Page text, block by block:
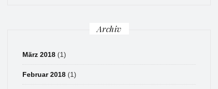
Archiv
März 2018 (1)
Februar 2018 (1)